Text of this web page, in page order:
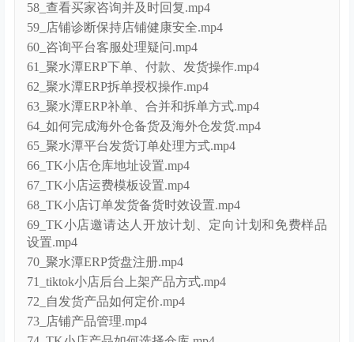
58_查看买家咨询并及时回复.mp4
59_店铺诊断保持店铺健康安全.mp4
60_咨询平台客服处理疑问.mp4
61_聚水潭ERP下单、付款、发货操作.mp4
62_聚水潭ERP拆单授权操作.mp4
63_聚水潭ERP补单、合并和拆单方式.mp4
64_如何完成海外仓备货及海外仓发货.mp4
65_聚水潭平台发货订单处理方式.mp4
66_TK小店仓库地址设置.mp4
67_TK小店运费模板设置.mp4
68_TK小店订单发货备货时效设置.mp4
69_TK小店邀请达人开放计划、定向计划和免费样品
设置.mp4
70_聚水潭ERP货盘注册.mp4
71_tiktok小店后台上架产品方式.mp4
72_自发货产品如何定价.mp4
73_店铺产品管理.mp4